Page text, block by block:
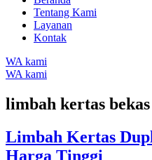
Tentang Kami
Layanan
Kontak
WA kami
WA kami
limbah kertas bekas
Limbah Kertas
Harga Tinggi